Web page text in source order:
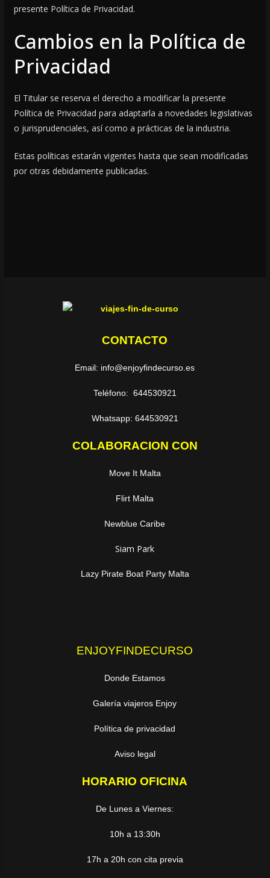
presente Política de Privacidad.
Cambios en la Política de
Privacidad
El Titular se reserva el derecho a modificar la presente
Política de Privacidad para adaptarla a novedades legislativas
o jurisprudenciales, así como a prácticas de la industria.
Estas políticas estarán vigentes hasta que sean modificadas
por otras debidamente publicadas.
CONTACTO
Email: info@enjoyfindecurso.es
Teléfono: 644530921
Whatsapp: 644530921
COLABORACION CON
Move It Malta
Flirt Malta
Newblue Caribe
Siam Park
Lazy Pirate Boat Party Malta
ENJOYFINDECURSO
Donde Estamos
Galería viajeros Enjoy
Política de privacidad
Aviso legal
HORARIO OFICINA
De Lunes a Viernes:
10h a 13:30h
17h a 20h con cita previa